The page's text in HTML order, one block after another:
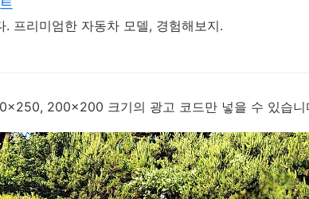
프리미엄한 자동차 모델, 경험해보지.
200x200 크기의 광고 코드만 넣을 수 있습니